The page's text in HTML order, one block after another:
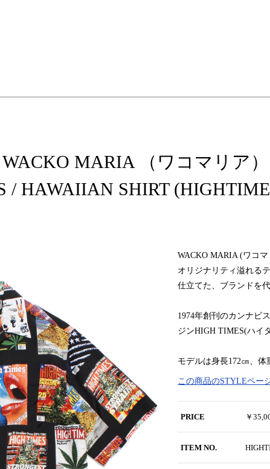
WACKO MARIA （ワコマリア）
/ HAWAIIAN SHIRT
WACKO MARIA (ワコマ
オリジナリティ溢れる
仕立てた、ブランドを
1974年創刊のカンナビ
ジンHIGH TIMES(ハイ
モデルは身長172㎝、体
この商品のSTYLEペー
PRICE ￥
ITEM NO.